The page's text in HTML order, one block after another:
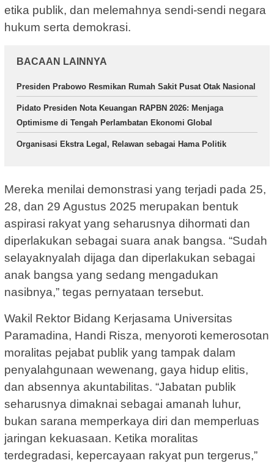
etika publik, dan melemahnya sendi-sendi negara
hukum serta demokrasi.
BACAAN LAINNYA
Presiden Prabowo Resmikan Rumah Sakit Pusat Otak Nasional
Pidato Presiden Nota Keuangan RAPBN 2026: Menjaga
Optimisme di Tengah Perlambatan Ekonomi Global
Organisasi Ekstra Legal, Relawan sebagai Hama Politik
Mereka menilai demonstrasi yang terjadi pada 25,
28, dan 29 Agustus 2025 merupakan bentuk
aspirasi rakyat yang seharusnya dihormati dan
diperlakukan sebagai suara anak bangsa. “Sudah
selayaknyalah dijaga dan diperlakukan sebagai
anak bangsa yang sedang mengadukan
nasibnya,” tegas pernyataan tersebut.
Wakil Rektor Bidang Kerjasama Universitas
Paramadina, Handi Risza, menyoroti kemerosotan
moralitas pejabat publik yang tampak dalam
penyalahgunaan wewenang, gaya hidup elitis,
dan absennya akuntabilitas. “Jabatan publik
seharusnya dimaknai sebagai amanah luhur,
bukan sarana memperkaya diri dan memperluas
jaringan kekuasaan. Ketika moralitas
terdegradasi, kepercayaan rakyat pun tergerus,”